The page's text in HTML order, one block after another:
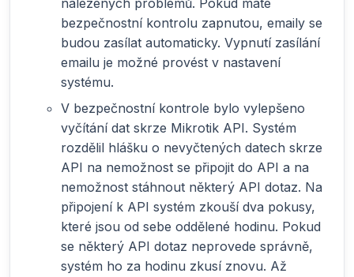
nalezených problémů. Pokud máte
bezpečnostní kontrolu zapnutou, emaily se
budou zasílat automaticky. Vypnutí zasílání
emailu je možné provést v nastavení
systému.
V bezpečnostní kontrole bylo vylepšeno
vyčítání dat skrze Mikrotik API. Systém
rozdělil hlášku o nevyčtených datech skrze
API na nemožnost se připojit do API a na
nemožnost stáhnout některý API dotaz. Na
připojení k API systém zkouší dva pokusy,
které jsou od sebe oddělené hodinu. Pokud
se některý API dotaz neprovede správně,
systém ho za hodinu zkusí znovu. Až